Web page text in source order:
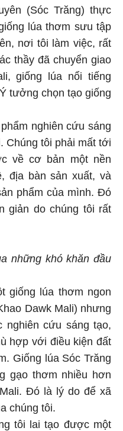
(Sóc Trăng) thực
lúa thơm sưu tập
nơi tôi làm việc, rất
thầy đã chuyển giao
giống lúa nổi tiếng
tưởng chọn tạo giống
nghiên cứu sáng
Chúng tôi phải mất tới
về cơ bản một nền
địa bàn sản xuất, và
phẩm của mình. Đó
giản do chúng tôi rất
những khó khăn đầu
giống lúa thơm ngon
Dawk Mali) nhưng
nghiên cứu sáng tạo,
hợp với điều kiện đất
Giống lúa Sóc Trăng
gạo thơm nhiều hơn
Đó là lý do để xã
chúng tôi.
tôi lai tạo được một